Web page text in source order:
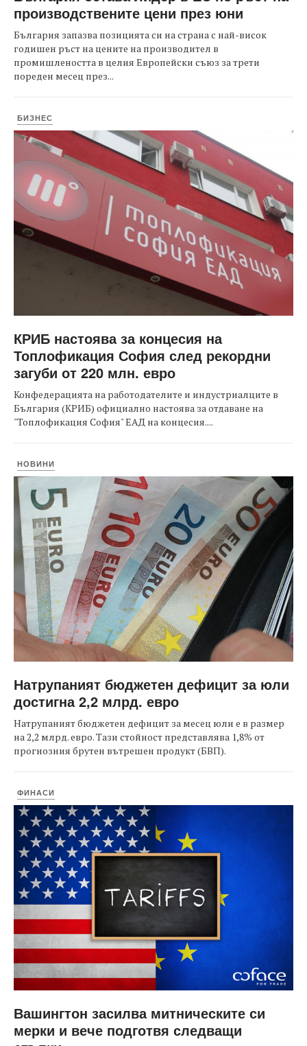
производствените цени през юни
България запазва позицията си на страна с най-висок
годишен ръст на цените на производител в
промишлеността в целия Европейски съюз за трети
пореден месец през...
БИЗНЕС
КРИБ настоява за концесия на
Топлофикация София след рекордни
загуби от 220 млн. евро
Конфедерацията на работодателите и индустриалците в
България (КРИБ) официално настоява за отдаване на
"Топлофикация София" ЕАД на концесия....
НОВИНИ
Натрупаният бюджетен дефицит за юли
достигна 2,2 млрд. евро
Натрупаният бюджетен дефицит за месец юли е в размер
на 2,2 млрд. евро. Тази стойност представлява 1,8% от
прогнозния брутен вътрешен продукт (БВП).
ФИНАСИ
Вашингтон засилва митническите си
мерки и вече подготвя следващи